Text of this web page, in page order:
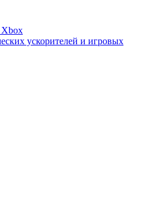
Xbox
ускорителей и игровых